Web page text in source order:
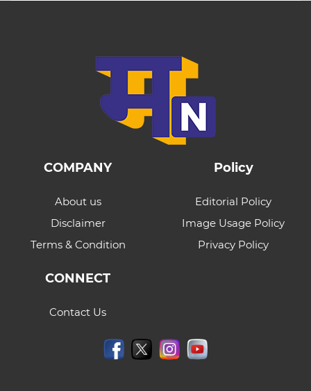
COMPANY
About us
Disclaimer
Terms & Condition
Policy
Editorial Policy
Image Usage Policy
Privacy Policy
CONNECT
Contact Us